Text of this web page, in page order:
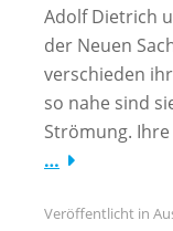
Adolf Dietrich
der Neuen
verschieden
so nahe sind
Strömung.
…
Veröffentlicht in